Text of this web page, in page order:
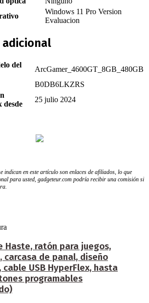
‎Windows 11 Pro Version
Evaluacion
del
ArcGamer_4600GT_8GB_480GB
B0DB6LKZRS
desde
25 julio 2024
indican en este artículo son enlaces de afiliados, lo que
para usted, gadgeteur.com podría recibir una comisión si
Haste, ratón para juegos,
carcasa de panal, diseño
cable USB HyperFlex, hasta
programables